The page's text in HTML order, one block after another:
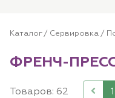
Каталог/ Сервировка /
ФРЕНЧ-
Товаров: 62 1